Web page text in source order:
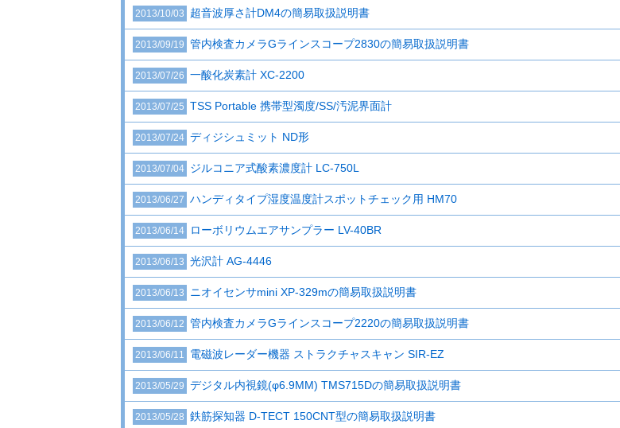
2013/10/03 超音波厚さ計DM4の簡易取扱説明書
2013/09/19 管内検査カメラGラインスコープ2830の簡易取扱説明書
2013/07/26 一酸化炭素計 XC-2200
2013/07/25 TSS Portable 携帯型濁度/SS/汚泥界面計
2013/07/24 ディジシュミット ND形
2013/07/04 ジルコニア式酸素濃度計 LC-750L
2013/06/27 ハンディタイプ湿度温度計スポットチェック用 HM70
2013/06/14 ローボリウムエアサンプラー LV-40BR
2013/06/13 光沢計 AG-4446
2013/06/13 ニオイセンサmini XP-329mの簡易取扱説明書
2013/06/12 管内検査カメラGラインスコープ2220の簡易取扱説明書
2013/06/11 電磁波レーダー機器 ストラクチャスキャン SIR-EZ
2013/05/29 デジタル内視鏡(φ6.9MM) TMS715Dの簡易取扱説明書
2013/05/28 鉄筋探知器 D-TECT 150CNT型の簡易取扱説明書